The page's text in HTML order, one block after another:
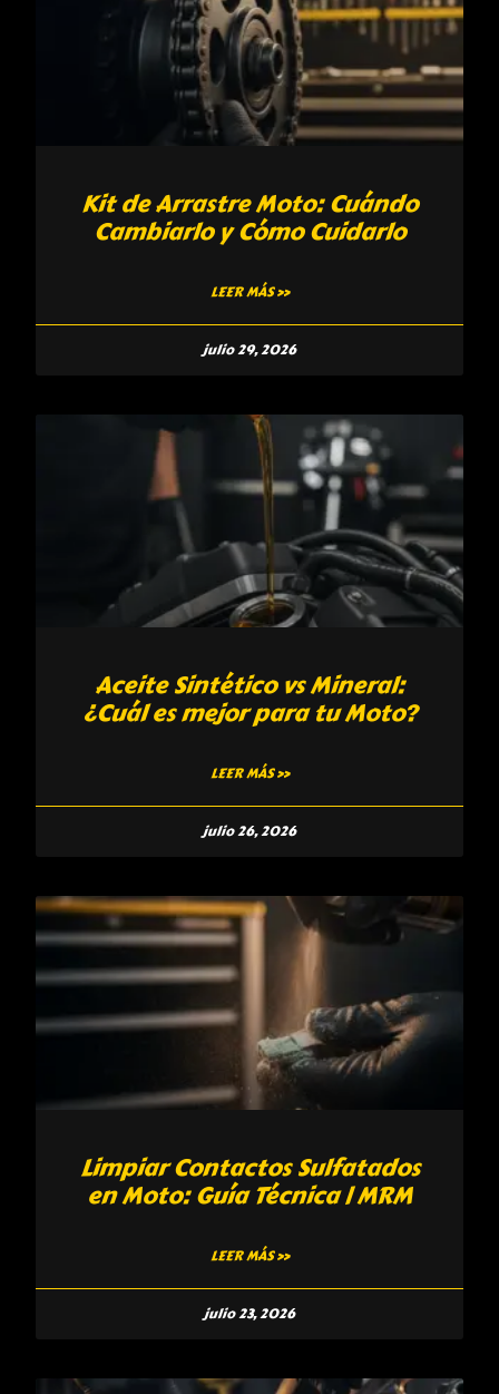
Kit de Arrastre Moto: Cuándo
Cambiarlo y Cómo Cuidarlo
LEER MÁS »
julio 29, 2026
Aceite Sintético vs Mineral:
¿Cuál es mejor para tu Moto?
LEER MÁS »
julio 26, 2026
Limpiar Contactos Sulfatados
en Moto: Guía Técnica | MRM
LEER MÁS »
julio 23, 2026